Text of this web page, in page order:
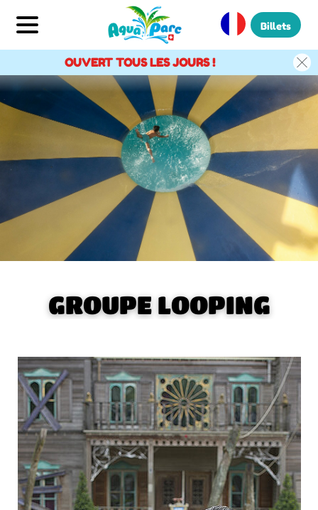
Billets
OUVERT TOUS LES JOURS !
GROUPE LOOPING